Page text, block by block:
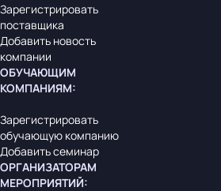
Зарегистрировать
поставщика
Добавить новость
компании
ОБУЧАЮЩИМ
КОМПАНИЯМ:
Зарегистрировать
обучающую компанию
Добавить семинар
ОРГАНИЗАТОРАМ
МЕРОПРИЯТИЙ: